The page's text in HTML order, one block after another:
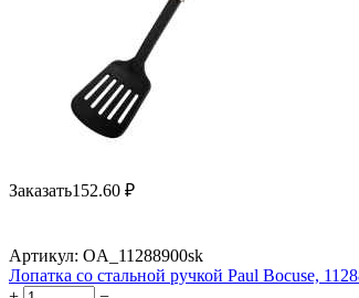
Заказать152.60 ₽
Артикул: OA_11288900sk
Лопатка со стальной ручкой Paul Bocuse,